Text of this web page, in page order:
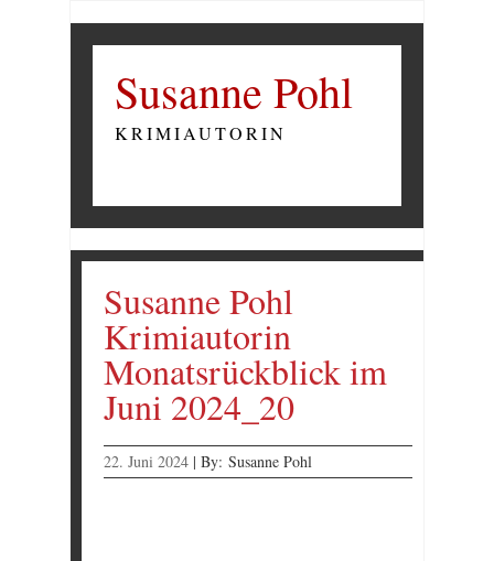
Susanne Pohl
KRIMIAUTORIN
Susanne Pohl
Krimiautorin
Monatsrückblick im
Juni 2024_20
22. Juni 2024 | By: Susanne Pohl